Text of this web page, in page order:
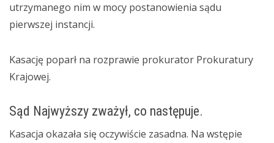
utrzymanego nim w mocy postanowienia sądu
pierwszej instancji.
Kasację poparł na rozprawie prokurator Prokuratury
Krajowej.
Sąd Najwyższy zważył, co następuje.
Kasacja okazała się oczywiście zasadna. Na wstępie